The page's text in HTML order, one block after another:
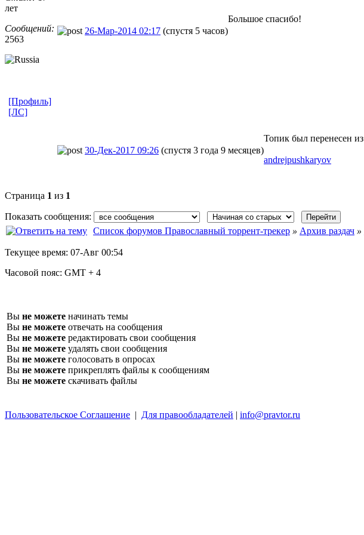
лет
Сообщений:
2563
26-Мар-2014 02:17 (спустя 5 часов)
Большое спасибо!
[Профиль]
[ЛС]
30-Дек-2017 09:26 (спустя 3 года 9 месяцев)
Топик был перенесен
andrejpushkaryov
Страница 1 из 1
Показать сообщения:
Список форумов Православный торрент-трекер » Архив раздач »
Текущее время: 07-Авг 00:54
Часовой пояс: GMT + 4
Вы не можете начинать темы
Вы не можете отвечать на сообщения
Вы не можете редактировать свои сообщения
Вы не можете удалять свои сообщения
Вы не можете голосовать в опросах
Вы не можете прикреплять файлы к сообщениям
Вы не можете скачивать файлы
Пользовательское Соглашение | Для правообладателей | info@pravtor.ru